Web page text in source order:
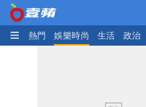
焦點 熱門 娛樂時尚 生活 政治